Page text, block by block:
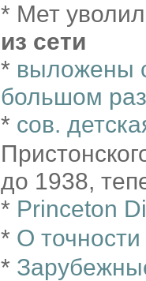
* Мет
из сети
* выложены
большом
* сов.
до 1938,
* Princeton
* О
*